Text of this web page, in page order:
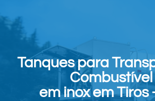
Tanques para
Combustível
em inox em Tiros